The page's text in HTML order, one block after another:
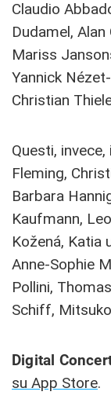
Claudio
Dudamel,
Mariss
Yannick
Christian
Questi,
Fleming,
Barbara
Kaufmann,
Kožená, Katia
Anne-Sophie
Pollini,
Schiff,
Digital
su App Store.